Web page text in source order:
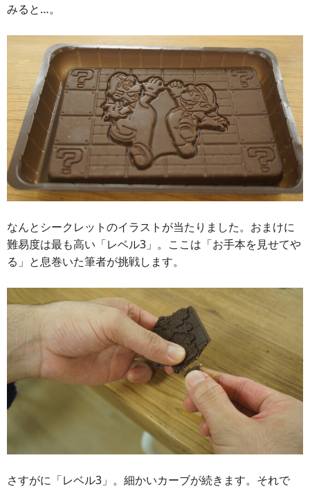
みると…。
なんとシークレットのイラストが当たりました。おまけに
難易度は最も高い「レベル3」。ここは「お手本を見せてや
る」と息巻いた筆者が挑戦します。
さすがに「レベル3」。細かいカーブが続きます。それで